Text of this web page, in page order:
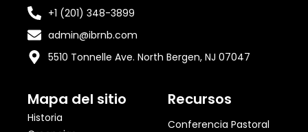
+1 (201) 348-3899
admin@ibrnb.com
5510 Tonnelle Ave. North Bergen, NJ 07047
Mapa del sitio
Historia
Recursos
Conferencia Pastoral